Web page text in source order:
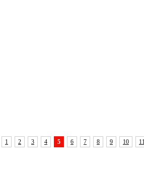
1 2 3 4 5 6 7 8 9 10